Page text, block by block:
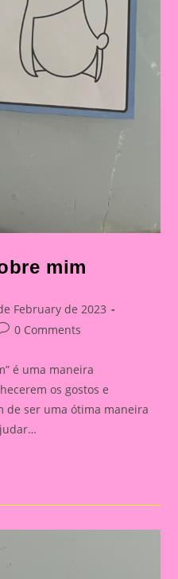
mim
February de 2023
0 Comments
é uma maneira
os gostos e
de ser uma ótima maneira